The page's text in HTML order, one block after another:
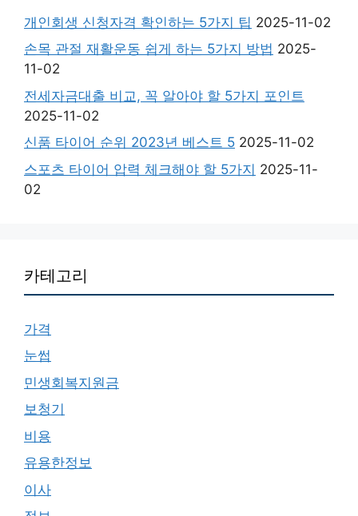
개인회생 신청자격 확인하는 5가지 팁 2025-11-02
손목 관절 재활운동 쉽게 하는 5가지 방법 2025-
11-02
전세자금대출 비교, 꼭 알아야 할 5가지 포인트
2025-11-02
신품 타이어 순위 2023년 베스트 5 2025-11-02
스포츠 타이어 압력 체크해야 할 5가지 2025-11-
02
카테고리
가격
눈썹
민생회복지원금
보청기
비용
유용한정보
이사